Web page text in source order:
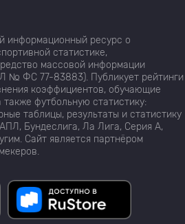
информационный ресурс о
статистике,
массовой информации
№ ФС 77-83883). Публикует рейтинги
коэффициентов, обучающие
футбольную статистику:
таблицы, результаты и статистику
Бундеслига, Ла Лига, Серия А,
Сайт является партнёром